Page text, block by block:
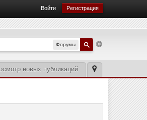
Войти Регистрация
Форумы
новых публикаций